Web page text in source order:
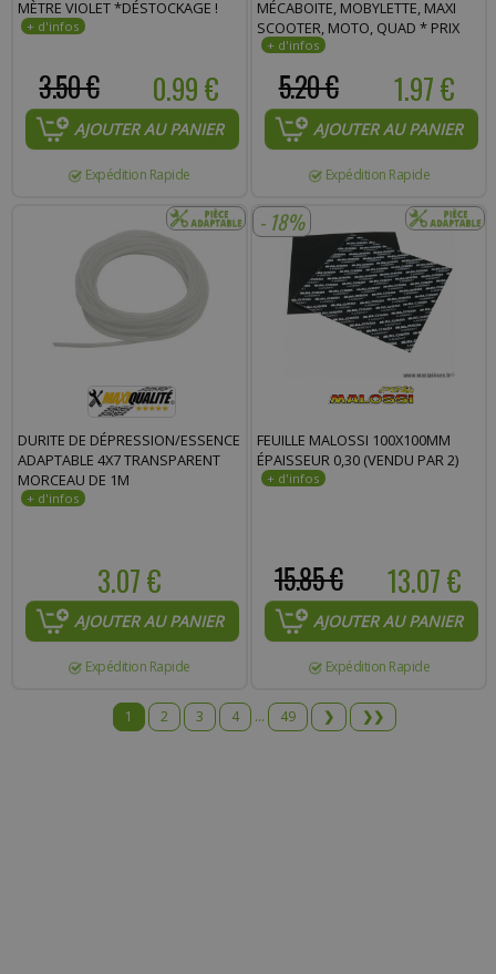
MÈTRE VIOLET *DÉSTOCKAGE !
0.99 €
3.50 €
AJOUTER AU PANIER
Expédition Rapide
MÉCABOITE, MOBYLETTE, MAXI
SCOOTER, MOTO, QUAD * PRIX
SPÉCIAL !
1.97 €
5.20 €
AJOUTER AU PANIER
Expédition Rapide
DURITE DE DÉPRESSION/ESSENCE
ADAPTABLE 4X7 TRANSPARENT
MORCEAU DE 1M
3.07 €
AJOUTER AU PANIER
Expédition Rapide
- 18%
FEUILLE MALOSSI 100X100MM
ÉPAISSEUR 0,30 (VENDU PAR 2)
13.07 €
15.85 €
AJOUTER AU PANIER
Expédition Rapide
1 2 3 4 ... 49 ❯ ❯❯